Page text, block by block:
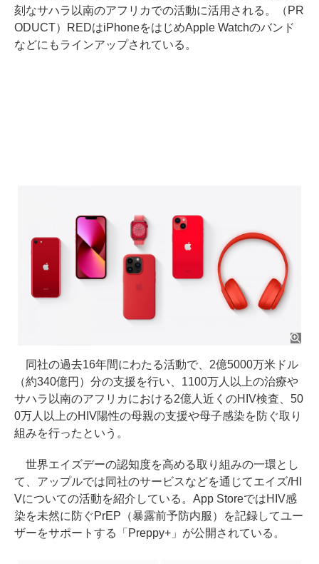
刻なサハラ以南のアフリカでの活動に活用される。（PR
ODUCT）REDはiPhoneをはじめApple Watchのバンド
などにもラインアップされている。
同社の過去16年間にわたる活動で、2億5000万米ドル
（約340億円）分の支援を行い、1100万人以上の治療や
サハラ以南のアフリカにおける2億人近くのHIV検査、50
0万人以上のHIV陽性の母親の支援や母子感染を防ぐ取り
組みを行ったという。
世界エイズデーの認知度を高める取り組みの一環とし
て、アップルでは同社のサービスなどを通じてエイズ/HI
Vについての活動を紹介している。App StoreではHIV感
染を未然に防ぐPrEP（暴露前予防内服）を記録してユー
ザーをサポートする「Preppy+」が公開されている。